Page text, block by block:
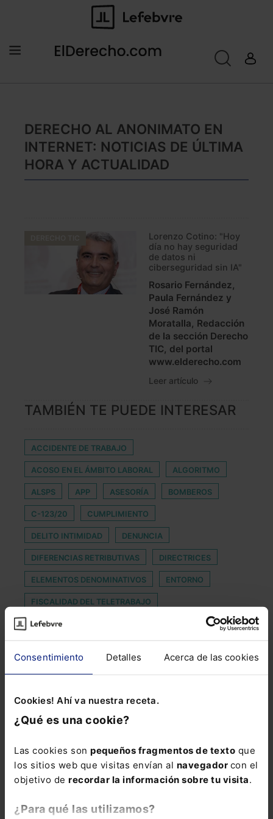
Consentimiento Detalles Acerca de las cookies
Cookies! Ahí va nuestra receta.
¿Qué es una cookie?
Las cookies son pequeños fragmentos de texto que
los sitios web que visitas envían al navegador con el
objetivo de recordar la información sobre tu visita.
¿Para qué las utilizamos?
DERECHO AL ANONIMATO EN
INTERNET: NOTICIAS DE ÚLTIMA
HORA Y ACTUALIDAD
Lorenzo Cotino: "Hoy
día no hay seguridad
de datos ni
ciberseguridad sin IA"
Rosario Fernández,
Paula Fernández y
José Ramón
Moratalla, Redacción
de la sección Derecho
TIC, del portal
www.elderecho.com
Leer artículo
TAMBIÉN TE PUEDE INTERESAR
ACCIDENTE DE TRABAJO
ACOSO EN EL ÁMBITO LABORAL ALGORITMO
ALSPS APP ASESORÍA BOMBEROS
C-123/20 CUMPLIMIENTO
DELITO INTIMIDAD DENUNCIA
DIFERENCIAS RETRIBUTIVAS DIRECTRICES
ELEMENTOS DENOMINATIVOS ENTORNO
FISCALIDAD DEL TELETRABAJO
HISTORIAL CLÍNICO INNOVATION STORIES
LIBERTAD SEXUAL
NOMBRAMIENTOS TS
PARTICIPACIÓN TELEMÁTICA
PRÓRROGA MORATORIA REDES 6G
SEDES JUDICIALES DE VALENCIA